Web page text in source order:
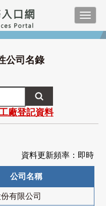
公司名錄
廠登記資料
資料更新頻率：即時
公司名稱
有限公司